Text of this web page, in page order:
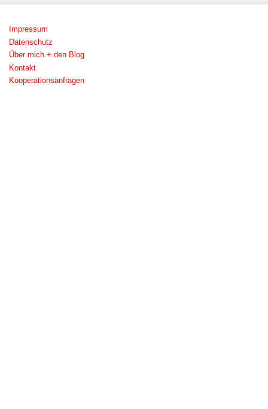
Impressum
Datenschutz
Über mich + den Blog
Kontakt
Kooperationsanfragen